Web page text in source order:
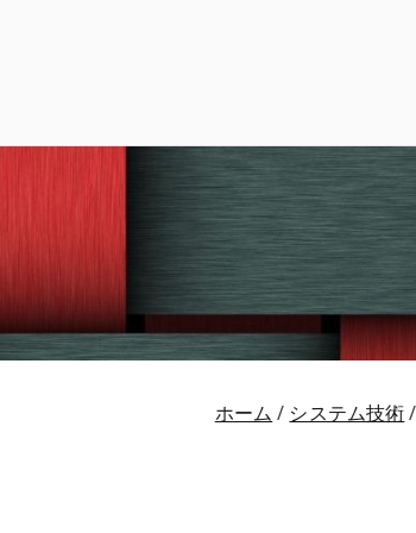
ホーム システム技術